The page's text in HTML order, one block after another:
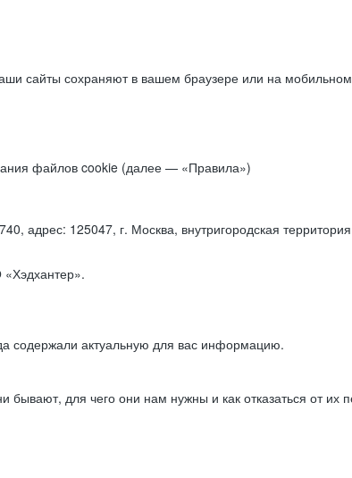
сайты сохраняют в вашем браузере или на мобильном
файлов cookie (далее — «Правила»)
125047, г. Москва, внутригородская
содержали актуальную для вас информацию.
для чего они нам нужны и как отказаться от их